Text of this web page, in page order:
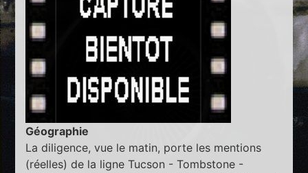
Géographie
La diligence, vue le matin, porte les mentions
(réelles) de la ligne Tucson - Tombstone -